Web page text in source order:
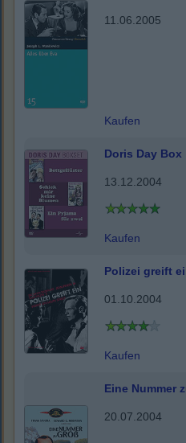
11.06.2005
Kaufen
Doris Day Box
13.12.2004
Kaufen
Polizei greift
01.10.2004
Kaufen
Eine Nummer
20.07.2004